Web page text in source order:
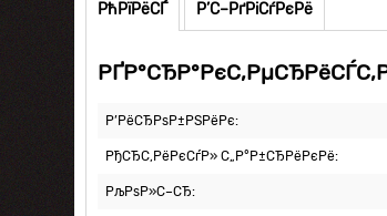
РћРїРёСЃ Р’С–РґРіСѓРєРё
Р’РёСЂРѕР±РЅРёРє:
РђСЂС‚РёРєСѓР» С„Р°Р±СЂРёРєРё:
РљРѕР»С–СЂ: